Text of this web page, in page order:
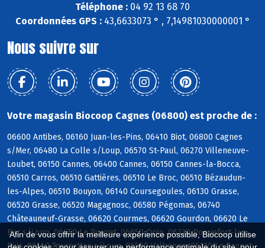
Afin de vous offrir la meilleure expérience possible, Biocoop utilise
Téléphone : 04 92 13 68 70
Coordonnées GPS :43,6633073 ° , 7,14981030000001 °
Nous suivre sur
Votre magasin Biocoop Cagnes (06800) est proche de :
06600 Antibes, 06160 Juan-les-Pins, 06410 Biot, 06800 Cagnes
s/Mer, 06480 La Colle s/Loup, 06570 St-Paul, 06270 Villeneuve-
Loubet, 06150 Cannes, 06400 Cannes, 06150 Cannes-la-Bocca,
06510 Carros, 06510 Gattières, 06510 Le Broc, 06510 Bézaudun-
les-Alpes, 06510 Bouyon, 06140 Coursegoules, 06130 Grasse,
06520 Grasse, 06520 Magagnosc, 06580 Pégomas, 06740
Châteauneuf-Grasse, 06620 Courmes, 06620 Gourdon, 06620 Le
Bar s/Loup, 06650 Le Rouret, 06650 Opio, 06330 Roquefort-les-